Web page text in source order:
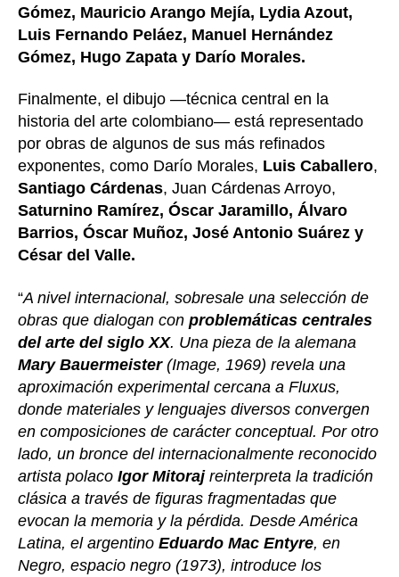
Gómez, Mauricio Arango Mejía, Lydia Azout,
Luis Fernando Peláez, Manuel Hernández
Gómez, Hugo Zapata y Darío Morales.
Finalmente, el dibujo —técnica central en la
historia del arte colombiano— está representado
por obras de algunos de sus más refinados
exponentes, como Darío Morales, Luis Caballero,
Santiago Cárdenas, Juan Cárdenas Arroyo,
Saturnino Ramírez, Óscar Jaramillo, Álvaro
Barrios, Óscar Muñoz, José Antonio Suárez y
César del Valle.
“A nivel internacional, sobresale una selección de
obras que dialogan con problemáticas centrales
del arte del siglo XX. Una pieza de la alemana
Mary Bauermeister(Image, 1969) revela una
aproximación experimental cercana a Fluxus,
donde materiales y lenguajes diversos convergen
en composiciones de carácter conceptual. Por otro
lado, un bronce del internacionalmente reconocido
artista polaco Igor Mitorajreinterpreta la tradición
clásica a través de figuras fragmentadas que
evocan la memoria y la pérdida. Desde América
Latina, el argentino Eduardo Mac Entyre, en
Negro, espacio negro (1973), introduce los